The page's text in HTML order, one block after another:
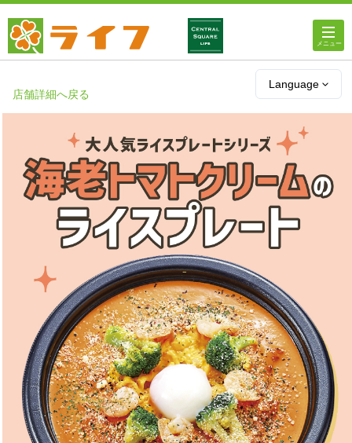
Language
ライフのオンラインストア
ライフネットスーパー
企業情報
IR情報
採用情報
お問い合わせ
店舗詳細へ戻る